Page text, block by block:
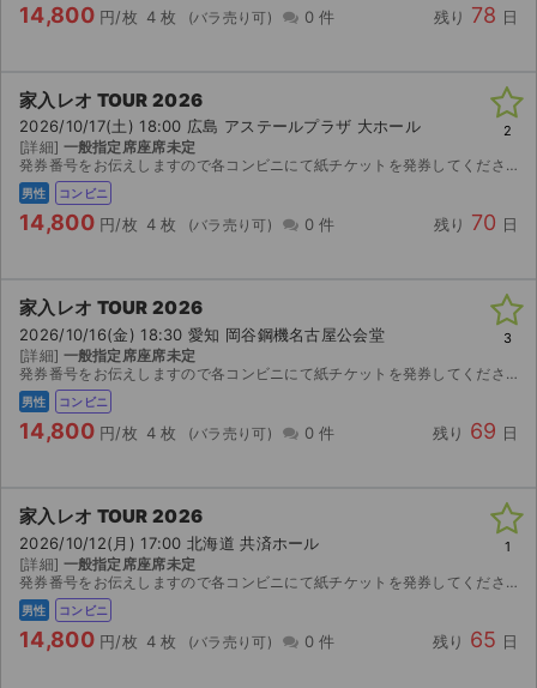
チケットジャム運営会社
チケットジャム利用規約
プライバシーポリシー
公演登録依頼
不正転売禁止法について
チケットジャムの取り組み
14,800 円/枚 4 枚 0 件 残り 78 日
家入レオ TOUR 2026
2026/10/17(土) 18:00 広島 アステールプラザ 大ホール
[詳細] 一般指定席座席未定
発券番号をお伝えしますので各コンビニにて紙チケットを発券してください。お座席は紙チケットを発券してみないと分かりませんのでご検討宜しくお願い致します。
男性 コンビニ
14,800 円/枚 4 枚 0 件 残り 70 日
2
家入レオ TOUR 2026
2026/10/16(金) 18:30 愛知 岡谷鋼機名古屋公会堂
[詳細] 一般指定席座席未定
発券番号をお伝えしますので各コンビニにて紙チケットを発券してください。お座席は紙チケットを発券してみないと分かりませんのでご検討宜しくお願い致します。
男性 コンビニ
14,800 円/枚 4 枚 0 件 残り 69 日
3
家入レオ TOUR 2026
2026/10/12(月) 17:00 北海道 共済ホール
[詳細] 一般指定席座席未定
発券番号をお伝えしますので各コンビニにて紙チケットを発券してください。お座席は紙チケットを発券してみないと分かりませんのでご検討宜しくお願い致します。
男性 コンビニ
14,800 円/枚 4 枚 0 件 残り 65 日
1